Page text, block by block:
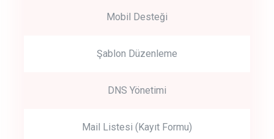
Mobil Desteği
Şablon Düzenleme
DNS Yönetimi
Mail Listesi (Kayıt Formu)